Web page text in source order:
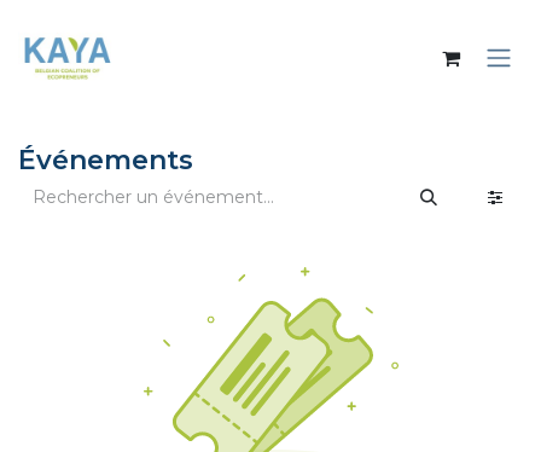
Événements